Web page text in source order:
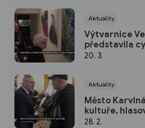
Aktuality
Výtvarnice
představila
výtvarné
20. 3.
Aktuality
Město
kultuře,
28. 2.